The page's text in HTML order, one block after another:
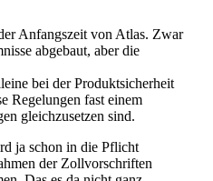
Anfangszeit von Atlas. Zwar
abgebaut, aber die
bei der Produktsicherheit
Regelungen fast einem
gleichzusetzen sind.
ja schon in die Pflicht
der Zollvorschriften